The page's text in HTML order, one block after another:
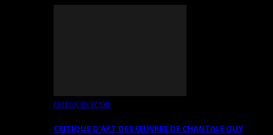
CRITIQUES D’ART
CRITIQUE D’ART DES ŒUVRES DE CHANTALE GUY